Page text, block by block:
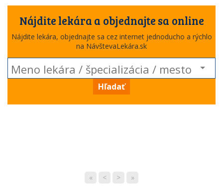
Nájdite lekára a objednajte sa online
Nájdite lekára, objednajte sa cez internet jednoducho a rýchlo
na NávštevaLekára.sk
Hľadať
« < > »